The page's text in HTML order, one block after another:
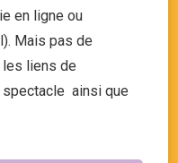
en ligne ou
Mais pas de
les liens de
spectacle ainsi que